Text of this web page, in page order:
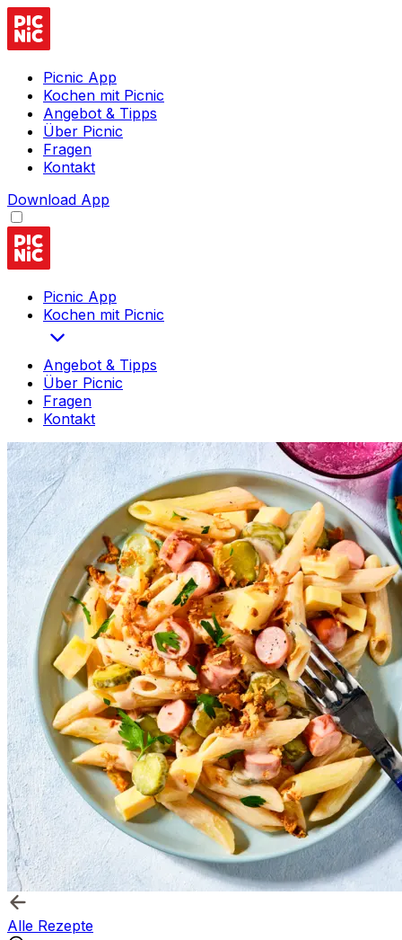
Picnic App
Kochen mit Picnic
Angebot & Tipps
Über Picnic
Fragen
Kontakt
Download App
Picnic App
Kochen mit Picnic
Angebot & Tipps
Über Picnic
Fragen
Kontakt
Alle Rezepte